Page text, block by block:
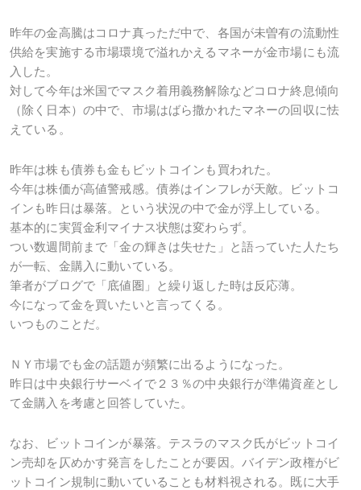
昨年の金高騰はコロナ真っただ中で、各国が未曽有の流動性
供給を実施する市場環境で溢れかえるマネーが金市場にも流
入した。
対して今年は米国でマスク着用義務解除などコロナ終息傾向
（除く日本）の中で、市場はばら撒かれたマネーの回収に怯
えている。
昨年は株も債券も金もビットコインも買われた。
今年は株価が高値警戒感。債券はインフレが天敵。ビットコ
インも昨日は暴落。という状況の中で金が浮上している。
基本的に実質金利マイナス状態は変わらず。
つい数週間前まで「金の輝きは失せた」と語っていた人たち
が一転、金購入に動いている。
筆者がブログで「底値圏」と繰り返した時は反応薄。
今になって金を買いたいと言ってくる。
いつものことだ。
ＮＹ市場でも金の話題が頻繁に出るようになった。
昨日は中央銀行サーベイで２３％の中央銀行が準備資産とし
て金購入を考慮と回答していた。
なお、ビットコインが暴落。テスラのマスク氏がビットコイ
ン売却を仄めかす発言をしたことが要因。バイデン政権がビ
ットコイン規制に動いていることも材料視される。既に大手